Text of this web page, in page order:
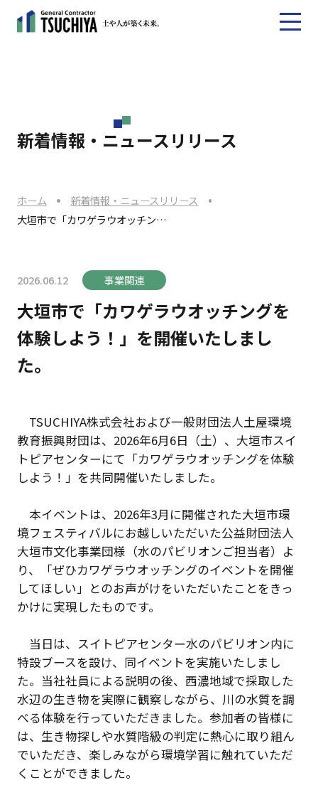
新着情報・ニュースリリース
ホーム
新着情報・ニュースリリース
大垣市で「カワゲラウオッチン…
2026.06.12 事業関連
大垣市で「カワゲラウオッチングを
体験しよう！」を開催いたしまし
た。
TSUCHIYA株式会社および一般財団法人土屋環境
教育振興財団は、2026年6月6日（土）、大垣市スイ
トピアセンターにて「カワゲラウオッチングを体験
しよう！」を共同開催いたしました。
本イベントは、2026年3月に開催された大垣市環
境フェスティバルにお越しいただいた公益財団法人
大垣市文化事業団様（水のパビリオンご担当者）よ
り、「ぜひカワゲラウオッチングのイベントを開催
してほしい」とのお声がけをいただいたことをきっ
かけに実現したものです。
当日は、スイトピアセンター水のパビリオン内に
特設ブースを設け、同イベントを実施いたしまし
た。当社社員による説明の後、西濃地域で採取した
水辺の生き物を実際に観察しながら、川の水質を調
べる体験を行っていただきました。参加者の皆様に
は、生き物探しや水質階級の判定に熱心に取り組ん
でいただき、楽しみながら環境学習に触れていただ
くことができました。